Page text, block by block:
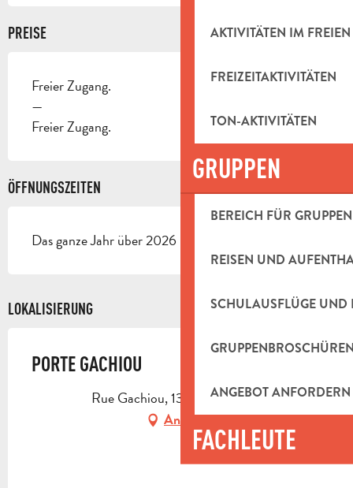
AKTIVITÄTEN IM FREIEN
FREIZEITAKTIVITÄTEN
TON-AKTIVITÄTEN
GRUPPEN
BEREICH FÜR GRUPPEN
REISEN UND
SCHULAUSFLÜGE UND
ANGEBOT ANFORDERN
FACHLEUTE
PREISE
Freier Zugang.
—
Freier Zugang.
ÖFFNUNGSZEITEN
Das ganze Jahr über 2026 - Geöffnet jeden tag
LOKALISIERUNG
PORTE GACHIOU
Rue Gachiou, 13400 Aubagne
Anfahrt